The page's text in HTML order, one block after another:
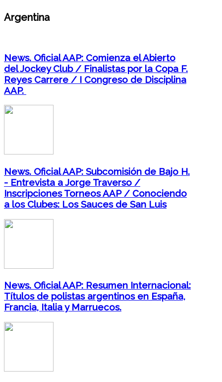
Argentina
News. Oficial AAP: Comienza el Abierto
del Jockey Club / Finalistas por la Copa F.
Reyes Carrere / I Congreso de Disciplina
AAP.
News. Oficial AAP: Subcomisión de Bajo H.
- Entrevista a Jorge Traverso /
Inscripciones Torneos AAP / Conociendo
a los Clubes: Los Sauces de San Luis
News. Oficial AAP: Resumen Internacional:
Títulos de polistas argentinos en España,
Francia, Italia y Marruecos.